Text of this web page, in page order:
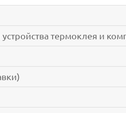
термоклея и